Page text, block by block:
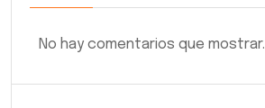
No hay comentarios que mostrar.